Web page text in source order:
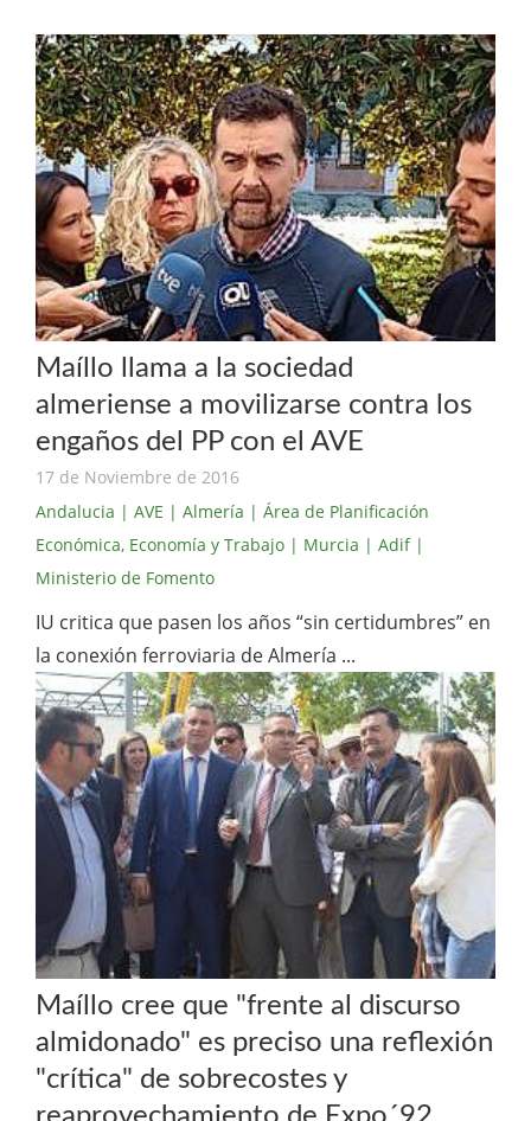
Maíllo llama a la sociedad
almeriense a movilizarse contra los
engaños del PP con el AVE
17 de Noviembre de 2016
Andalucia | AVE | Almería | Área de Planificación
Económica, Economía y Trabajo | Murcia | Adif |
Ministerio de Fomento
IU critica que pasen los años “sin certidumbres” en
la conexión ferroviaria de Almería ...
Maíllo cree que "frente al discurso
almidonado" es preciso una reflexión
"crítica" de sobrecostes y